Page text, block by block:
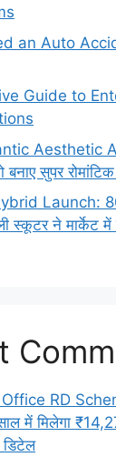
an Auto
Guide to
Aesthetic
सुपर
Launch:
स्कूटर ने मार्केट में
RD
में मिलेगा
डिटेल